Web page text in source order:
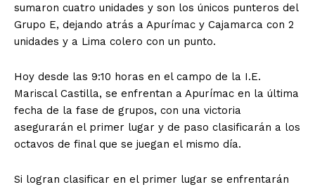
sumaron cuatro unidades y son los únicos punteros del
Grupo E, dejando atrás a Apurímac y Cajamarca con 2
unidades y a Lima colero con un punto.
Hoy desde las 9:10 horas en el campo de la I.E.
Mariscal Castilla, se enfrentan a Apurímac en la última
fecha de la fase de grupos, con una victoria
asegurarán el primer lugar y de paso clasificarán a los
octavos de final que se juegan el mismo día.
Si logran clasificar en el primer lugar se enfrentarán